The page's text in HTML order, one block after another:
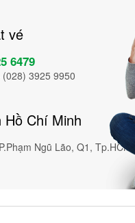
vé
6479
(028) 3925 9950
Hồ Chí Minh
Ngũ Lão, Q1, Tp.HCM